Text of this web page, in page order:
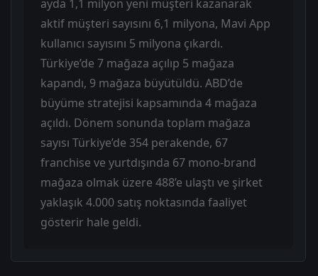
ayda 1,1 milyon yeni müşteri kazanarak
aktif müşteri sayısını 6,1 milyona, Mavi App
kullanıcı sayısını 5 milyona çıkardı.
Türkiye’de 7 mağaza açılıp 5 mağaza
kapandı, 9 mağaza büyütüldü. ABD’de
büyüme stratejisi kapsamında 4 mağaza
açıldı. Dönem sonunda toplam mağaza
sayısı Türkiye’de 354 perakende, 67
franchise ve yurtdışında 67 mono-brand
mağaza olmak üzere 488’e ulaştı ve şirket
yaklaşık 4.000 satış noktasında faaliyet
gösterir hale geldi.